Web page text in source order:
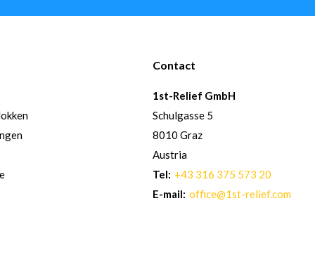
Contact
1st-Relief GmbH
Schulgasse 5
8010 Graz
Austria
Tel: +43 316 375 573 20
E-mail: office@1st-relief.com